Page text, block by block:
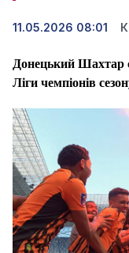
11.05.2026 08:01
Донецький Шахтар
Ліги чемпіонів